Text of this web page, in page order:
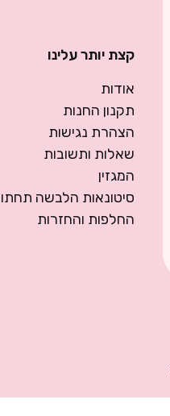
קצת יותר עלינו
אודות
תקנון החנות
הצהרת נגישות
שאלות ותשובות
המגזין
סיטונאות הלבשה
החלפות והחזרות